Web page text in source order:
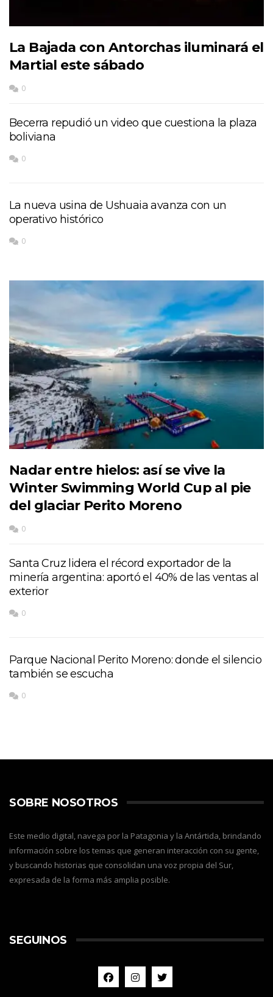
La Bajada con Antorchas iluminará el
Martial este sábado
0
Becerra repudió un video que cuestiona la plaza
boliviana
0
La nueva usina de Ushuaia avanza con un
operativo histórico
0
Nadar entre hielos: así se vive la
Winter Swimming World Cup al pie
del glaciar Perito Moreno
0
Santa Cruz lidera el récord exportador de la
minería argentina: aportó el 40% de las ventas al
exterior
0
Parque Nacional Perito Moreno: donde el silencio
también se escucha
0
SOBRE NOSOTROS
Este medio digital, navega por la Patagonia y la Antártida, brindando
información sobre los temas que generan interacción con su gente,
y buscando historias que consolidan una voz propia del Sur,
expresada de la forma más amplia posible.
SEGUINOS